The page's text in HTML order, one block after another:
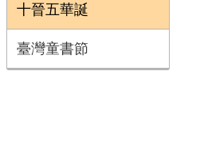
十晉五華誕
臺灣童書節